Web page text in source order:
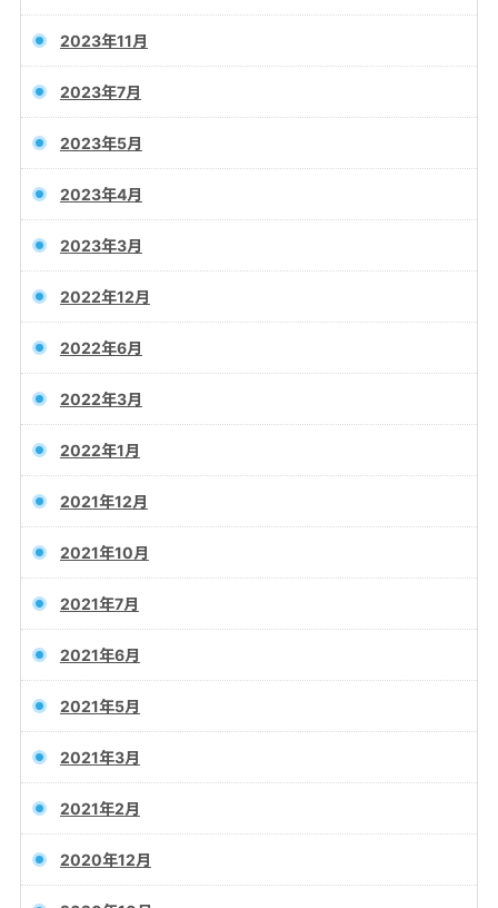
2023年11月
2023年7月
2023年5月
2023年4月
2023年3月
2022年12月
2022年6月
2022年3月
2022年1月
2021年12月
2021年10月
2021年7月
2021年6月
2021年5月
2021年3月
2021年2月
2020年12月